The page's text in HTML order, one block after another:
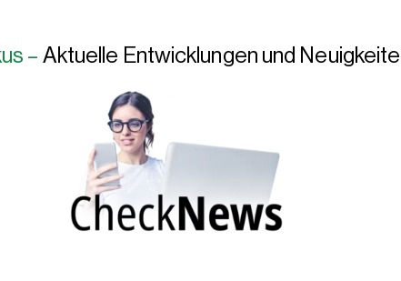
– Aktuelle Entwicklungen und